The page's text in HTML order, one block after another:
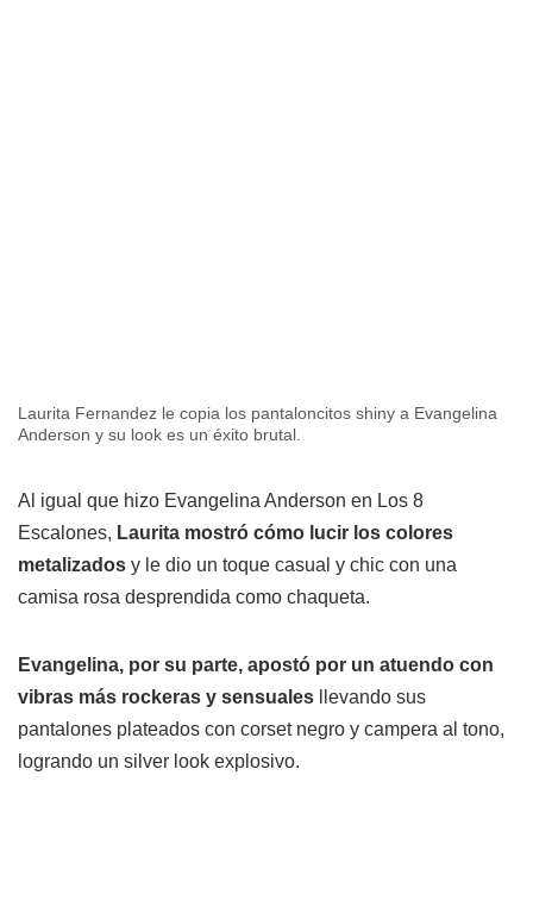
Laurita Fernandez le copia los pantaloncitos shiny a Evangelina
Anderson y su look es un éxito brutal.
Al igual que hizo Evangelina Anderson en Los 8
Escalones, Laurita mostró cómo lucir los colores
metalizados y le dio un toque casual y chic con una
camisa rosa desprendida como chaqueta.
Evangelina, por su parte, apostó por un atuendo con
vibras más rockeras y sensuales
llevando sus
pantalones plateados con corset negro y campera al tono,
logrando un silver look explosivo.